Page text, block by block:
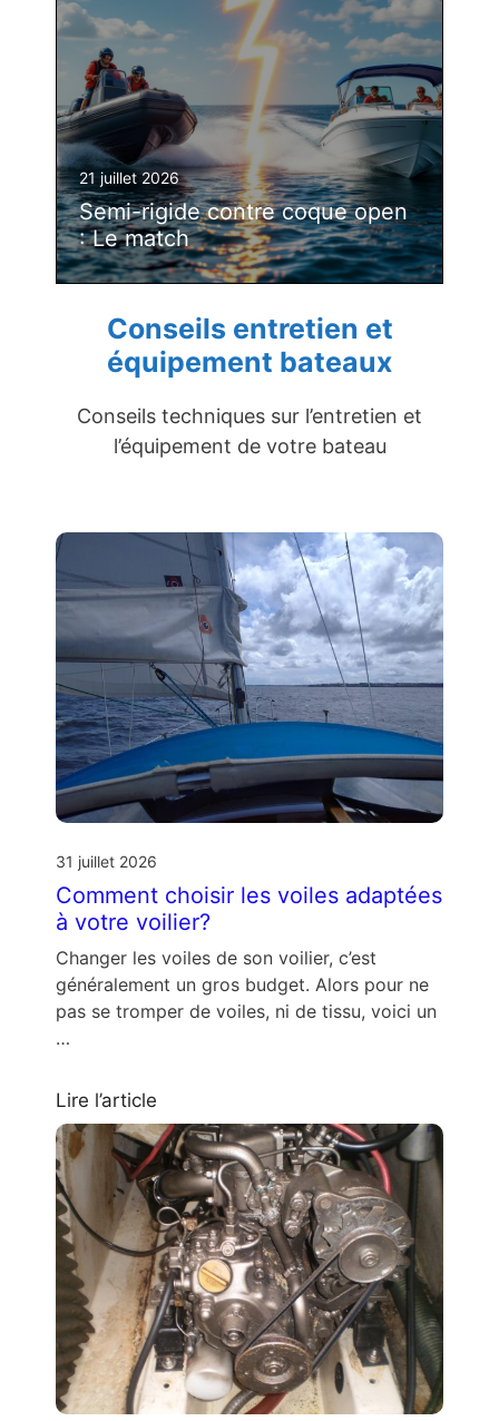
21 juillet 2026
Semi-rigide contre coque open
: Le match
Conseils entretien et
équipement bateaux
Conseils techniques sur l’entretien et
l’équipement de votre bateau
31 juillet 2026
Comment choisir les voiles adaptées
à votre voilier?
Changer les voiles de son voilier, c’est
généralement un gros budget. Alors pour ne
pas se tromper de voiles, ni de tissu, voici un
…
Lire l’article